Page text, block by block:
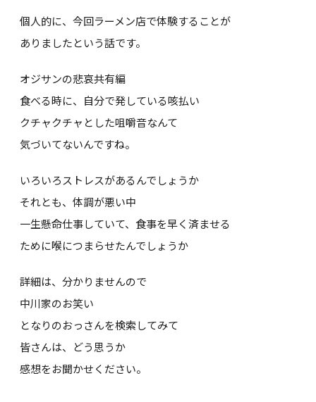
個人的に、今回ラーメン店で体験することが
ありましたという話です。
オジサンの悲哀共有編
食べる時に、自分で発している咳払い
クチャクチャとした咀嚼音なんて
気づいてないんですね。
いろいろストレスがあるんでしょうか
それとも、体調が悪い中
一生懸命仕事していて、食事を早く済ませる
ために喉につまらせたんでしょうか
詳細は、分かりませんので
中川家のお笑い
となりのおっさんを検索してみて
皆さんは、どう思うか
感想をお聞かせください。